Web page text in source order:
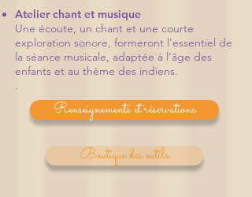
Atelier chant et musique
Une écoute, un chant et une courte
exploration sonore, formeront l'essentiel de
la séance musicale, adaptée à l'âge des
enfants et au thème des indiens.
.
Renseignements et réservations
Boutique des outils